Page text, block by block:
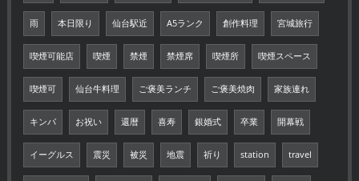
雨 本日限り 仙台駅近 A5ランク 創作料理 宮城旅行
喫煙可能店 喫煙 禁煙 禁煙席 喫煙所 喫煙スペース
喫煙可 仙台牛料理 ご褒美ランチ ご褒美焼肉 家族連れ
キンパ お祝い 還暦 喜寿 銀婚式 卒業 開幕戦
イーグルス 震災 被災 地震 祈り station travel